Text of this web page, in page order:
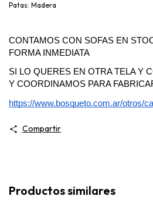
Patas: Madera
CONTAMOS CON SOFAS EN
FORMA INMEDIATA
SI LO QUERES EN OTRA TELA Y
Y COORDINAMOS PARA
https://www.bosqueto.com.ar/otros/
Compartir
Productos similares